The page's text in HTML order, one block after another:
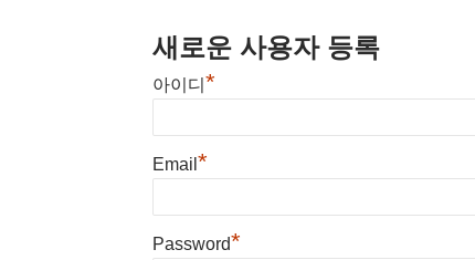
새로운 사용자 등록
아이디 *
Email *
Password*